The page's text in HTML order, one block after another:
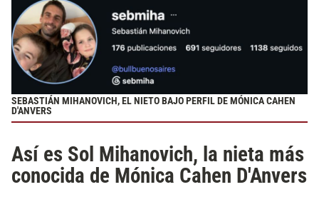
SEBASTIÁN MIHANOVICH, EL NIETO BAJO PERFIL DE MÓNICA CAHEN
D'ANVERS
Así es Sol Mihanovich, la nieta más
conocida de Mónica Cahen D'Anvers